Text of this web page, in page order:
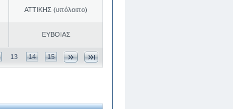
ΑΤΤΙΚΗΣ (υπόλοιπο)
ΕΥΒΟΙΑΣ
13 14 15